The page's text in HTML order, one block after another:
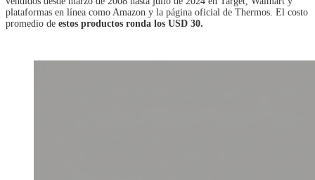
plataformas en línea como Amazon y la página oficial de Thermos. El costo
promedio de estos productos ronda los USD 30.